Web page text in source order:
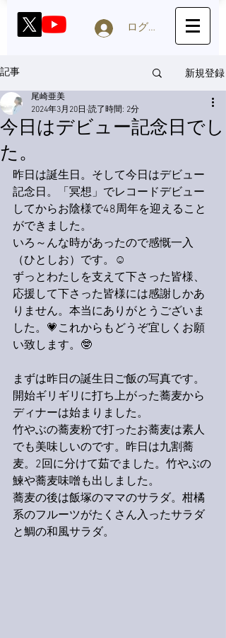
ログイン
記事 新規登録
今日はデビュー記念日でし
た。
尾崎亜美
2024年3月20日 読了時間: 2分
昨日は誕生日。そして今日はデビュー
記念日。「冥想」でレコードデビュー
してからお陰様で48周年を迎えること
ができました。
いろ～んな時があったので感慨一入
（ひとしお）です。☺️
ずっとわたしを支えて下さった皆様、
応援して下さった皆様には感謝しかあ
りません。本当にありがとうございま
した。💗これからもどうぞ宜しくお願
い致します。🤓
まずは昨日の誕生日ご飯の写真です。
開始ギリギリに打ち上がった蕎麦から
ディナーは始まりました。
竹やぶの蕎麦粉で打ったお蕎麦は素人
でも美味しいのです。昨日は九割蕎
麦。2回に分けて茹でました。竹やぶの
鰊や蕎麦味噌も出しました。
蕎麦の後は飯塚のママのサラダ。柑橘
系のフルーツがたくさん入ったサラダ
と鯛の和風サラダ。